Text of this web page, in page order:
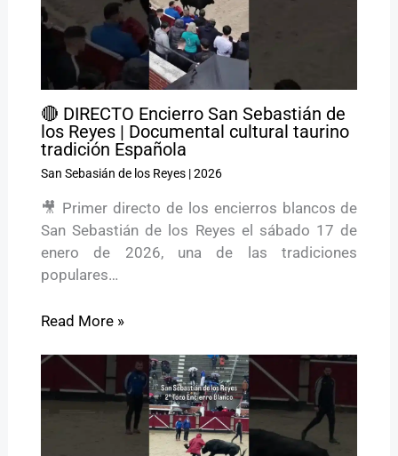
🔴 DIRECTO Encierro San Sebastián de
los Reyes | Documental cultural taurino
tradición Española
San Sebasián de los Reyes|2026
🎥 Primer directo de los encierros blancos de
San Sebastián de los Reyes el sábado 17 de
enero de 2026, una de las tradiciones
populares…
Read More »